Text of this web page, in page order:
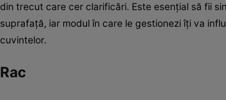
din trecut care cer clarificări. Este esențial să fii
suprafață, iar modul în care le gestionezi îți va
cuvintelor.
Rac